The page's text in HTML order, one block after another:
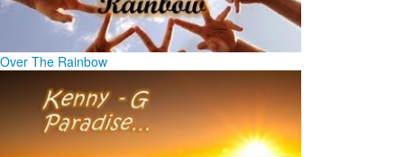
Over The Rainbow